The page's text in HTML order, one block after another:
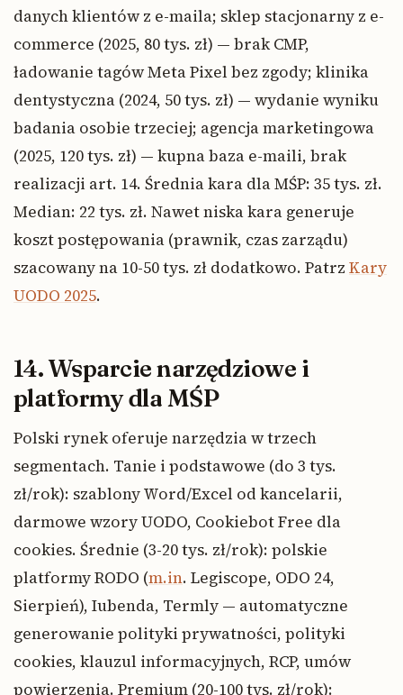
danych klientów z e-maila; sklep stacjonarny z e-
commerce (2025, 80 tys. zł) — brak CMP,
ładowanie tagów Meta Pixel bez zgody; klinika
dentystyczna (2024, 50 tys. zł) — wydanie wyniku
badania osobie trzeciej; agencja marketingowa
(2025, 120 tys. zł) — kupna baza e-maili, brak
realizacji art. 14. Średnia kara dla MŚP: 35 tys. zł.
Median: 22 tys. zł. Nawet niska kara generuje
koszt postępowania (prawnik, czas zarządu)
szacowany na 10-50 tys. zł dodatkowo. Patrz Kary
UODO 2025.
14. Wsparcie narzędziowe i
platformy dla MŚP
Polski rynek oferuje narzędzia w trzech
segmentach. Tanie i podstawowe (do 3 tys.
zł/rok): szablony Word/Excel od kancelarii,
darmowe wzory UODO, Cookiebot Free dla
cookies. Średnie (3-20 tys. zł/rok): polskie
platformy RODO (m.in. Legiscope, ODO 24,
Sierpień), Iubenda, Termly — automatyczne
generowanie polityki prywatności, polityki
cookies, klauzul informacyjnych, RCP, umów
powierzenia. Premium (20-100 tys. zł/rok):